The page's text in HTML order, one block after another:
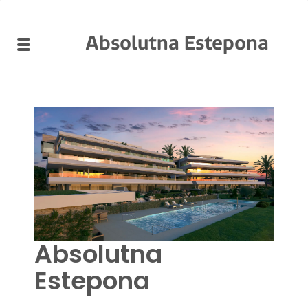
Absolutna Estepona
Absolutna
Estepona